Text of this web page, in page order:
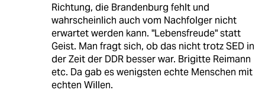
Richtung, die Brandenburg fehlt und
wahrscheinlich auch vom Nachfolger nicht
erwartet werden kann. "Lebensfreude" statt
Geist. Man fragt sich, ob das nicht trotz SED in
der Zeit der DDR besser war. Brigitte Reimann
etc. Da gab es wenigsten echte Menschen mit
echten Willen.